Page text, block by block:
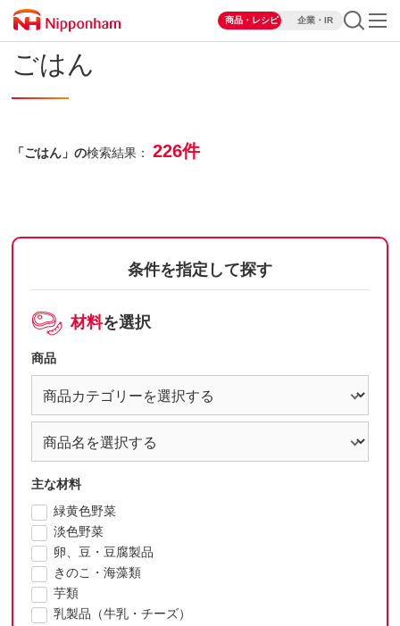
商品・レシピ 企業・IR
ごはん
「ごはん」の検索結果： 226件
条件を指定して探す
材料を選択
商品
主な材料
緑黄色野菜
淡色野菜
卵、豆・豆腐製品
きのこ・海藻類
芋類
乳製品（牛乳・チーズ）